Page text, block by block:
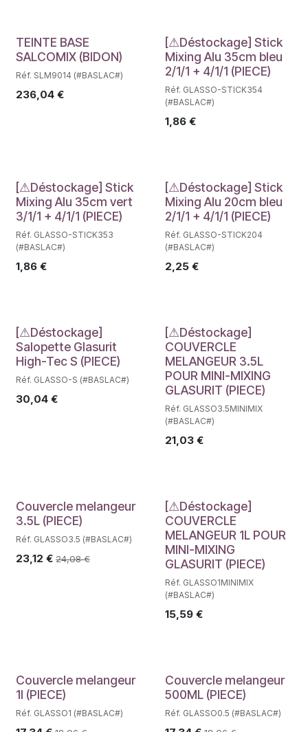
Déstockage
TEINTE BASE
SALCOMIX (BIDON)
Réf. SLM9014 (#BASLAC#)
236,04 €
Déstockage
[⚠Déstockage] Stick
Mixing Alu 35cm bleu
2/1/1 + 4/1/1 (PIECE)
Réf. GLASSO-STICK354
(#BASLAC#)
1,86€
Déstockage
[⚠Déstockage] Stick
Mixing Alu 35cm vert
3/1/1 + 4/1/1 (PIECE)
Réf. GLASSO-STICK353
(#BASLAC#)
1,86 €
Déstockage
[⚠Déstockage] Stick
Mixing Alu 20cm bleu
2/1/1 + 4/1/1 (PIECE)
Réf. GLASSO-STICK204
(#BASLAC#)
2,25€
Déstockage
[⚠Déstockage]
Salopette Glasurit
High-Tec S (PIECE)
Réf. GLASSO-S (#BASLAC#)
30,04 €
Déstockage
[⚠Déstockage]
COUVERCLE
MELANGEUR 3.5L
POUR MINI-MIXING
GLASURIT (PIECE)
Réf. GLASSO3.5MINIMIX
(#BASLAC#)
21,03€
Couvercle melangeur
3.5L (PIECE)
Réf. GLASSO3.5 (#BASLAC#)
23,12 € 24,08€
Déstockage
[⚠Déstockage]
COUVERCLE
MELANGEUR 1L POUR
MINI-MIXING
GLASURIT (PIECE)
Réf. GLASSO1MINIMIX
(#BASLAC#)
15,59€
Couvercle melangeur
1l (PIECE)
Réf. GLASSO1 (#BASLAC#)
Couvercle melangeur
500ML (PIECE)
Réf. GLASSO0.5 (#BASLAC#)